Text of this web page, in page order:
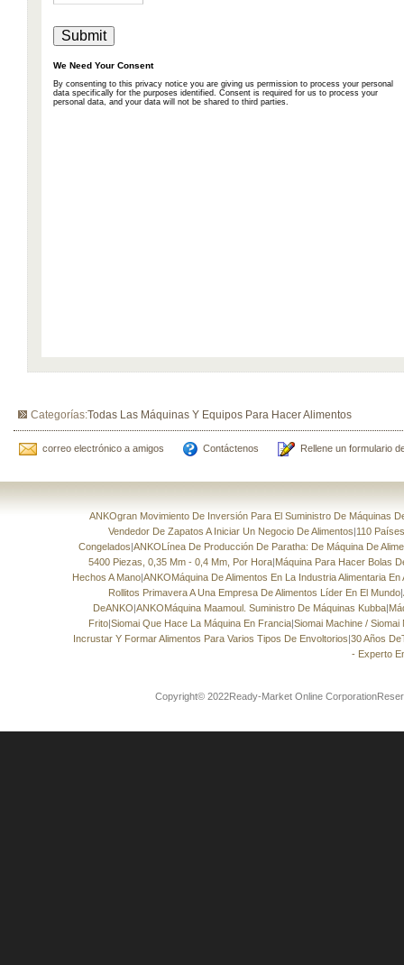
Categorías:Todas Las Máquinas Y Equipos Para Hacer Alimentos
correo electrónico a amigos Contáctenos Rellene un formulario
ANKOgran Movimiento De Inversión Para El Suministro De Máquinas
Vendedor De Zapatos A Iniciar Un Negocio De Alimentos|110
Congelados|ANKOLínea De Producción De Paratha: De Máquina De
5400 Piezas, 0,35 Mm - 0,4 Mm, Por Hora|Máquina Para Hacer Bolas
Hechos A Mano|ANKOMáquina De Alimentos En La Industria Alimentaria En
Rollitos Primavera A Una Empresa De Alimentos Líder En El Mundo|
DeANKO|ANKOMáquina Maamoul. Suministro De Máquinas Kubba|
Frito|Siomai Que Hace La Máquina En Francia|Siomai Machine /
Incrustar Y Formar Alimentos Para Varios Tipos De Envoltorios|30 Años
- Experto
Copyright© 2022Ready-Market Online